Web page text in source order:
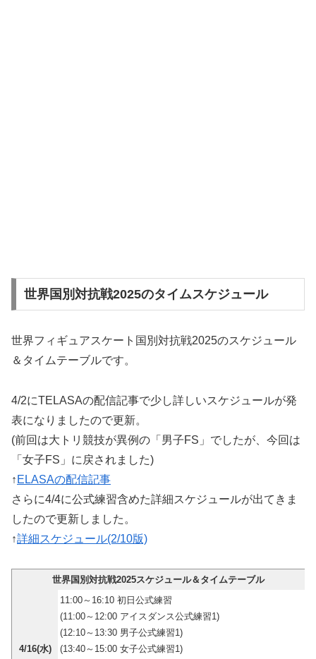
世界国別対抗戦2025のタイムスケジュール
世界フィギュアスケート国別対抗戦2025のスケジュール
＆タイムテーブルです。
4/2にTELASAの配信記事で少し詳しいスケジュールが発
表になりましたので更新。
(前回は大トリ競技が異例の「男子FS」でしたが、今回は
「女子FS」に戻されました)
↑ ELASAの配信記事
さらに4/4に公式練習含めた詳細スケジュールが出てきま
したので更新しました。
↑詳細スケジュール(2/10版)
世界国別対抗戦2025スケジュール＆タイムテーブル
4/16(水)
11:00～16:10 初日公式練習
(11:00～12:00 アイスダンス公式練習1)
(12:10～13:30 男子公式練習1)
(13:40～15:00 女子公式練習1)